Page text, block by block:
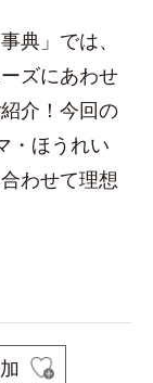
典」では、
ズにあわせ
介！今回の
・ほうれい
わせて理想